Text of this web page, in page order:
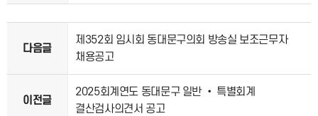
다음글
제352회 임시회 동대문구의회 방송실 보조근무자
채용공고
이전글
2025회계연도 동대문구 일반 • 특별회계
결산검사의견서 공고